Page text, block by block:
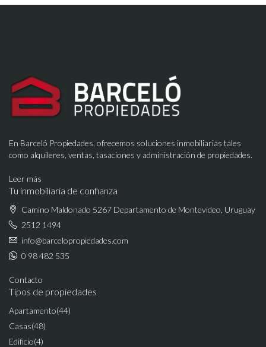
En Barceló Propiedades, ofrecemos soluciones inmobiliarias tales
como alquileres, ventas, tasaciones y administración de propiedades.
Leer más
Tu inmobiliaria de confianza
Camino Maldonado 5267 Departamento de Montevideo, Uruguay
2512 1494
info@barcelopropiedades.com
0 98 482 535
Contacto
Tipos de propiedades
Apartamento(44)
Casas(48)
Edificio(4)